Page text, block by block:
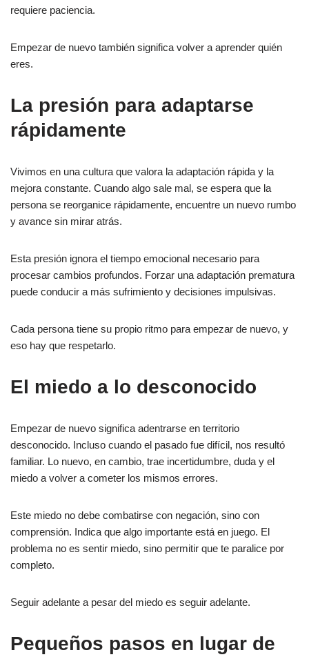
requiere paciencia.
Empezar de nuevo también significa volver a aprender quién
eres.
La presión para adaptarse
rápidamente
Vivimos en una cultura que valora la adaptación rápida y la
mejora constante. Cuando algo sale mal, se espera que la
persona se reorganice rápidamente, encuentre un nuevo rumbo
y avance sin mirar atrás.
Esta presión ignora el tiempo emocional necesario para
procesar cambios profundos. Forzar una adaptación prematura
puede conducir a más sufrimiento y decisiones impulsivas.
Cada persona tiene su propio ritmo para empezar de nuevo, y
eso hay que respetarlo.
El miedo a lo desconocido
Empezar de nuevo significa adentrarse en territorio
desconocido. Incluso cuando el pasado fue difícil, nos resultó
familiar. Lo nuevo, en cambio, trae incertidumbre, duda y el
miedo a volver a cometer los mismos errores.
Este miedo no debe combatirse con negación, sino con
comprensión. Indica que algo importante está en juego. El
problema no es sentir miedo, sino permitir que te paralice por
completo.
Seguir adelante a pesar del miedo es seguir adelante.
Pequeños pasos en lugar de